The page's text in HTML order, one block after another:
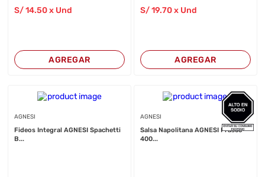
S/14.50 x Und
AGREGAR
S/19.70x Und
AGREGAR
AGNESI
Fideos Integral AGNESI Spachetti
B...
AGNESI
Salsa Napolitana AGNESI Frasco
400...